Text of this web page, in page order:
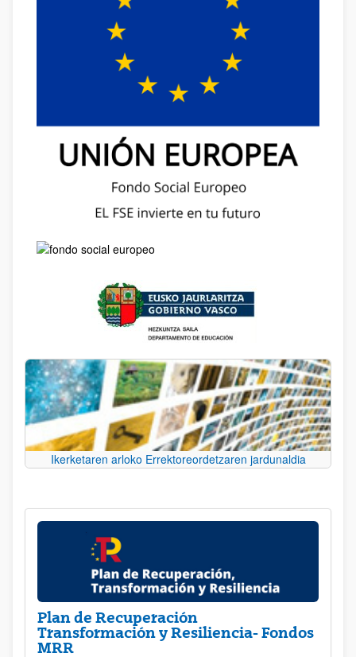
Ikerketaren arloko Errektoreordetzaren jardunaldia
Plan de Recuperación
Transformación y Resiliencia- Fondos
MRR